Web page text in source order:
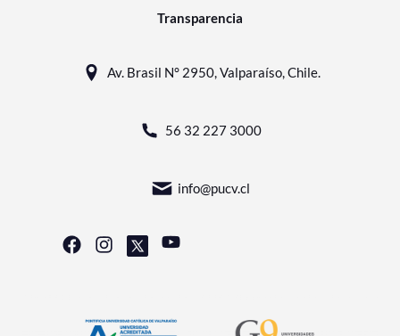
Transparencia
Av. Brasil N° 2950, Valparaíso, Chile.
56 32 227 3000
info@pucv.cl